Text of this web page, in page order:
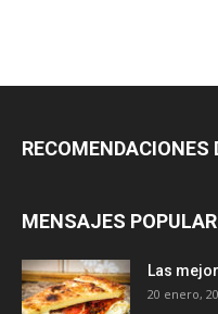
RECOMENDACIONES
MENSAJES
Las
20 enero,